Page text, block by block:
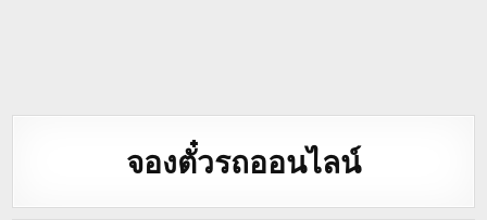
จองตั๋วรถออนไลน์